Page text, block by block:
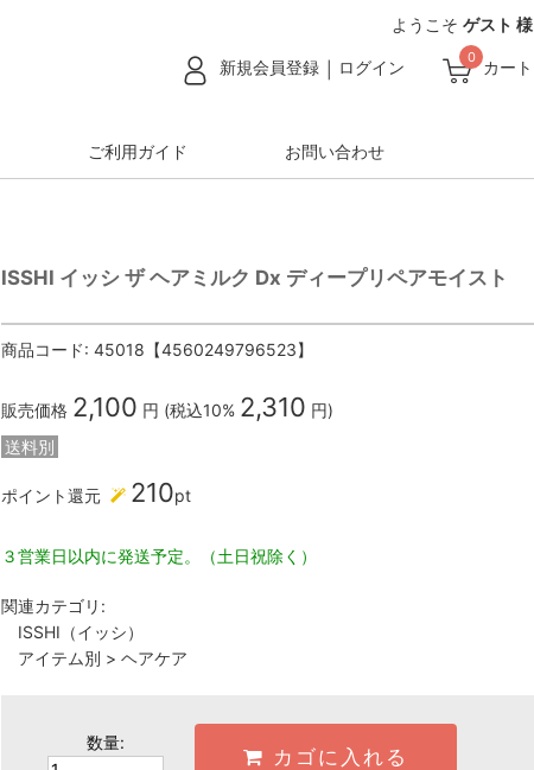
ようこそ ゲスト 様
新規会員登録 ログイン カート
0
ご利用ガイド お問い合わせ
ISSHI イッシ ザ ヘアミルク Dx ディープリペアモイスト
商品コード: 45018【4560249796523】
販売価格 2,100 円 (税込10% 2,310 円)
送料別
ポイント還元 210pt
３営業日以内に発送予定。（土日祝除く）
関連カテゴリ:
ISSHI（イッシ）
アイテム別 > ヘアケア
数量:
カゴに入れる